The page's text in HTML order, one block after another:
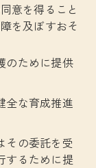
意を得ること
を及ぼすおそ
のために提供
全な育成推進
その委託を受
するために提